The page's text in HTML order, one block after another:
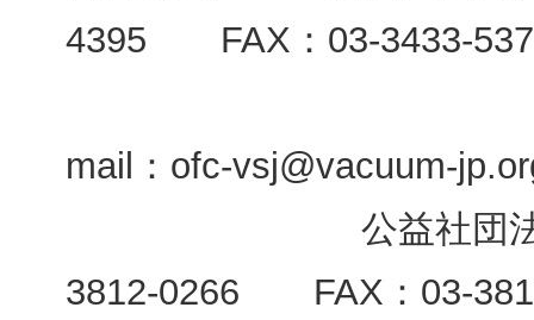
4395 FAX：03-3433-
mail：ofc-vsj@vacuum-
公益社団法人日
3812-0266 FAX：03-